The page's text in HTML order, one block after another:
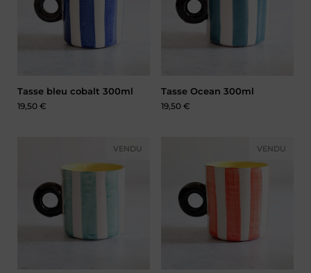
Tasse bleu cobalt 300ml
Prix :
19,50 €
Tasse Ocean 300ml
Prix :
19,50 €
VENDU VENDU